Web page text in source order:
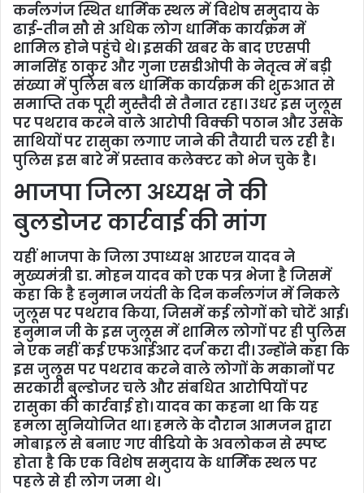
कर्नलगंज स्थित धार्मिक स्थल में विशेष समुदाय के
ढाई-तीन सौ से अधिक लोग धार्मिक कार्यक्रम में
शामिल होने पहुंचे थे। इसकी खबर के बाद एएसपी
मानसिंह ठाकुर और गुना एसडीओपी के नेतृत्व में बड़ी
संख्या में पुलिस बल धार्मिक कार्यक्रम की शुरुआत से
समाप्ति तक पूरी मुस्तैदी से तैनात रहा। उधर इस जुलूस
पर पथराव करने वाले आरोपी विक्की पठान और उसके
साथियों पर रासुका लगाए जाने की तैयारी चल रही है।
पुलिस इस बारे में प्रस्ताव कलेक्टर को भेज चुके है।
भाजपा जिला अध्यक्ष ने की
बुलडोजर कार्रवाई की मांग
यहीं भाजपा के जिला उपाध्यक्ष आरएन यादव ने
मुख्यमंत्री डा. मोहन यादव को एक पत्र भेजा है जिसमें
कहा कि है हनुमान जयंती के दिन कर्नलगंज में निकले
जुलूस पर पथराव किया, जिसमें कई लोगों को चोटें आई।
हनुमान जी के इस जुलूस में शामिल लोगों पर ही पुलिस
ने एक नहीं कई एफआईआर दर्ज करा दी। उन्होंने कहा कि
इस जुलूस पर पथराव करने वाले लोगों के मकानों पर
सरकारी बुल्डोजर चले और संबधित आरोपियों पर
रासुका की कार्रवाई हो। यादव का कहना था कि यह
हमला सुनियोजित था। हमले के दौरान आमजन द्वारा
मोबाइल से बनाए गए वीडियो के अवलोकन से स्पष्ट
होता है कि एक विशेष समुदाय के धार्मिक स्थल पर
पहले से ही लोग जमा थे।